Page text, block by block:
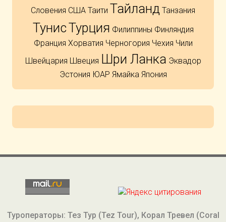
Словения США Таити Тайланд Танзания
ТунисТурция Филиппины Финляндия
Франция Хорватия Черногория Чехия Чили
Швейцария Швеция Шри Ланка Эквадор
Эстония ЮАР Ямайка Япония
Туроператоры: Тез Тур (Tez Tour), Корал Тревел (Coral